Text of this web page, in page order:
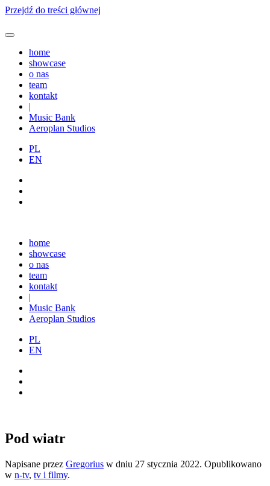
Przejdź do treści głównej
home
showcase
o nas
team
kontakt
|
Music Bank
Aeroplan Studios
PL
EN
home
showcase
o nas
team
kontakt
|
Music Bank
Aeroplan Studios
PL
EN
Pod wiatr
Napisane przez Gregorius w dniu 27 stycznia 2022. Opublikowano
w n-tv, tv i filmy.